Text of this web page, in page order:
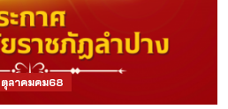
ตุลาคมคม68